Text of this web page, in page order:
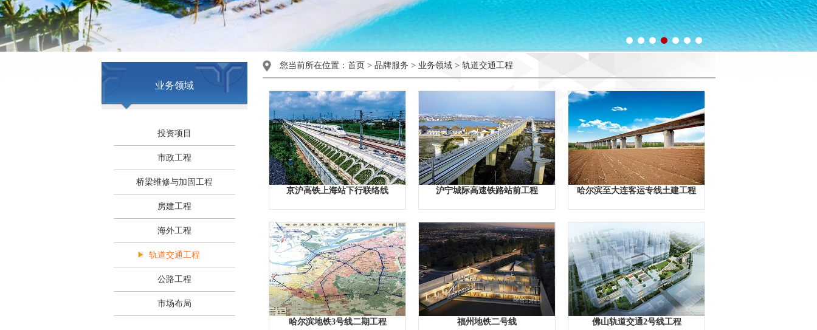
业务领域
投资项目
市政工程
桥梁维修与加固工程
房建工程
海外工程
轨道交通工程
公路工程
市场布局
您当前所在位置： 首页 > 品牌服务 > 业务领域 > 轨道交通工程
京沪高铁上海站下行联络线 沪宁城际高速铁路站前工程 哈尔滨至大连客运专线土建工程
哈尔滨地铁3号线二期工程 福州地铁二号线 佛山轨道交通2号线工程